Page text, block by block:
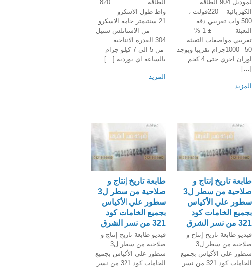
الطاقة 820
واط طول الاسكرو
21 سنتيمتر خامة الاسكرو
من الاستانلس ستيل
304 القدره الانتاجيه
من 5 الي 7 كيلو جرام
بالساعه اي بورديه […]
المزيد
لموديل 904 الطاقة
الكهربائية 220فولت ،
500 وات تقريبي دقة
التعبئة ± 1 %
تقريبي مواصفات التعبئة
50– 1000جرام تقريبا ويوجد
اوزان اخري حتى 4 كجم
[…]
المزيد
طابعة تاريخ إنتاج و
صلاحية من سطر ل3
سطور علي الأكياس
بجميع الخامات كود
321 من نسر الشرق
فيديو طابعة تاريخ إنتاج و
صلاحية من سطر ل3
سطور علي الأكياس بجميع
الخامات كود 321 من نسر
طابعة تاريخ إنتاج و
صلاحية من سطر ل3
سطور علي الأكياس
بجميع الخامات كود
321 من نسر الشرق
فيديو طابعة تاريخ إنتاج و
صلاحية من سطر ل3
سطور علي الأكياس بجميع
الخامات كود 321 من نسر